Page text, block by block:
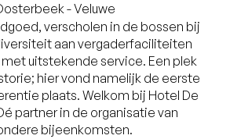
- Veluwe
verscholen in de bossen bij
aan vergaderfaciliteiten
uitstekende service. Een plek
hier vond namelijk de eerste
plaats. Welkom bij Hotel De
partner in de organisatie van
bijeenkomsten.